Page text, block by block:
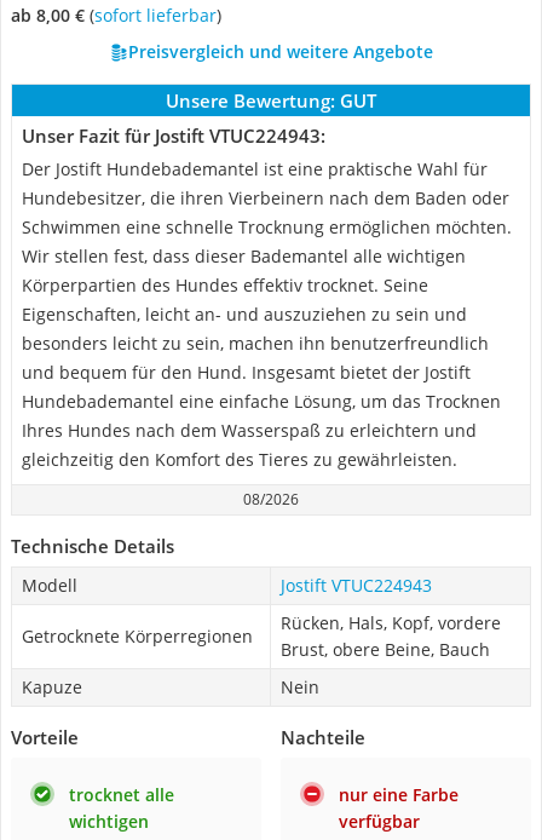
ab 8,00 € ( Sofort lieferbar)
Preisvergleich und weitere Angebote
Unsere Bewertung: GUT
Unser Fazit für Jostift VTUC224943:
Der Jostift Hundebademantel ist eine praktische Wahl für
Hundebesitzer, die ihren Vierbeinern nach dem Baden oder
Schwimmen eine schnelle Trocknung ermöglichen möchten.
Wir stellen fest, dass dieser Bademantel alle wichtigen
Körperpartien des Hundes effektiv trocknet. Seine
Eigenschaften, leicht an- und auszuziehen zu sein und
besonders leicht zu sein, machen ihn benutzerfreundlich
und bequem für den Hund. Insgesamt bietet der Jostift
Hundebademantel eine einfache Lösung, um das Trocknen
Ihres Hundes nach dem Wasserspaß zu erleichtern und
gleichzeitig den Komfort des Tieres zu gewährleisten.
08/2026
Technische Details
Modell Jostift VTUC224943
Getrocknete Körperregionen
Rücken, Hals, Kopf, vordere
Brust, obere Beine, Bauch
Kapuze
Nein
Vorteile
trocknet alle
wichtigen
Nachteile
nur eine Farbe
verfügbar